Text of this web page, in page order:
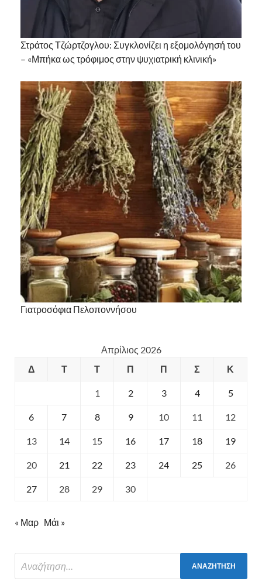
Στράτος Τζώρτζογλου: Συγκλονίζει η εξομολόγησή του
– «Μπήκα ως τρόφιμος στην ψυχιατρική κλινική»
Γιατροσόφια Πελοποννήσου
Απρίλιος 2026
Δ
Τ Τ Π Π Σ Κ
1 2 3 4 5
6 7 8 9 10 11 12
13 14 15 16 17 18 19
20 21 22 23 24 25 26
27 28 29 30
« Μαρ Μάι »